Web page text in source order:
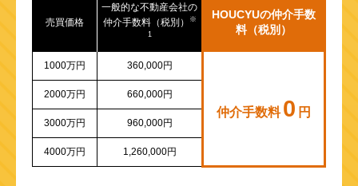
売買価格
一般的な不動産会社の
仲介手数料（税別）
※
1
HOUCYUの仲介手数
料（税別）
1000万円 360,000円
仲介手数料 0 円
2000万円 660,000円
3000万円 960,000円
4000万円 1,260,000円